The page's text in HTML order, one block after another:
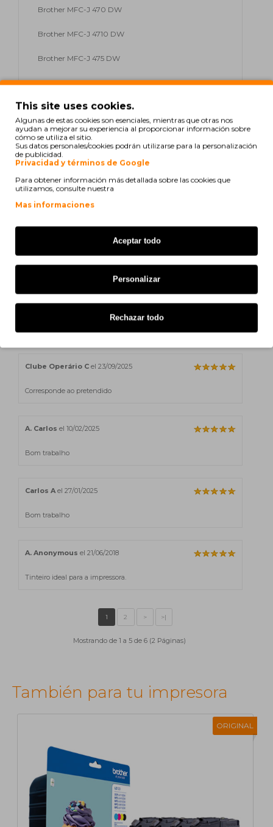
Brother MFC-J 470 DW
Brother MFC-J 4710 DW
Brother MFC-J 475 DW
Brother MFC-J 650 DW
Brother MFC-J 6520 DW
Brother MFC-J 6720 DW
Brother MFC-J 6920 DW
Brother MFC-J 870 DW
Brother DCP-J 172 W
Brother MFC-J 470 Series
C. Clube Operárioel 07/10/2025
Clube Operário C el 23/09/2025
Corresponde ao pretendido
A. Carlos el 10/02/2025
Bom trabalho
Carlos A el 27/01/2025
Bom trabalho
A. Anonymous el 21/06/2018
Tinteiro ideal para a impressora.
1
Mostrando de 1 a 5 de 6 (2 Páginas)
También para tu impresora
ORIGINAL
This site uses cookies.
Algunas de estas cookies son esenciales, mientras que otras nos
ayudan a mejorar su experiencia al proporcionar información sobre
cómo se utiliza el sitio.
Sus datos personales/cookies podrán utilizarse para la personalización
de publicidad.
Privacidad y términos de Google
Para obtener información más detallada sobre las cookies que
utilizamos, consulte nuestra
Mas informaciones
Aceptar todo
Personalizar
Rechazar todo